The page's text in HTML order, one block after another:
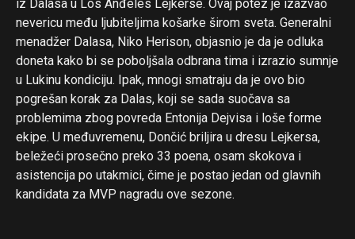
iz Dalasa u Los Anđeles Lejkerse. Ovaj potez je izazvao
nevericu među ljubiteljima košarke širom sveta. Generalni
menadžer Dalasa, Niko Herison, objasnio je da je odluka
doneta kako bi se poboljšala odbrana tima i izrazio sumnje
u Lukinu kondiciju. Ipak, mnogi smatraju da je ovo bio
pogrešan korak za Dalas, koji se sada suočava sa
problemima zbog povreda Entonija Dejvisa i loše forme
ekipe. U međuvremenu, Dončić briljira u dresu Lejkersa,
beležeći prosečno preko 33 poena, osam skokova i
asistencija po utakmici, čime je postao jedan od glavnih
kandidata za MVP nagradu ove sezone.